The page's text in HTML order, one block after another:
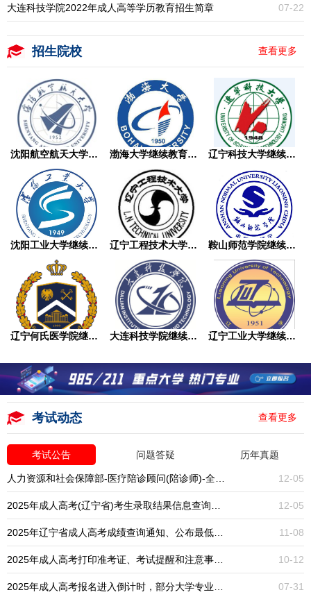
07-22
大连科技学院2022年成人高等学历教育招生简章
招生院校 查看更多
沈阳航空航天大学继续教育学院成人高考 渤海大学继续教育学院成人高考 辽宁科技大学继续教育学院成人高考
沈阳工业大学继续教育学院成人高考 辽宁工程技术大学继续教育学院成人高考 鞍山师范学院继续教育学院成人高考
辽宁何氏医学院继续教育学院成人高考 大连科技学院继续教育学院成人高考 辽宁工业大学继续教育学院成人高考
考试动态 查看更多
考试公告 问题答疑 历年真题
12-05
12-05
11-08
10-12
07-31